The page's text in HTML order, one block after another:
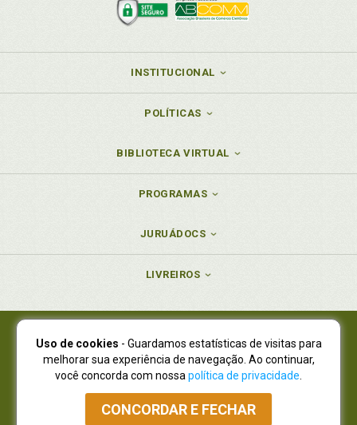
INSTITUCIONAL
POLÍTICAS
BIBLIOTECA VIRTUAL
PROGRAMAS
JURUÁDOCS
LIVREIROS
Juruá Editora Ltda., CNPJ 77.535.508/0001-19
Juruá Informática Ltda., CNPJ 01.701.561/0001-80
NOVO ENDEREÇO:R. Flávio Dallegrave, 7665, São Lourenço |
Curitiba - Paraná - CEP 82210-310
Atendimento: (41) 4009-3900|Vendas Atacado: (41) 4009-3939
Uso de cookies - Guardamos estatísticas de visitas para
melhorar sua experiência de navegação. Ao continuar,
você concorda com nossa política de privacidade
CONCORDAR E FECHAR